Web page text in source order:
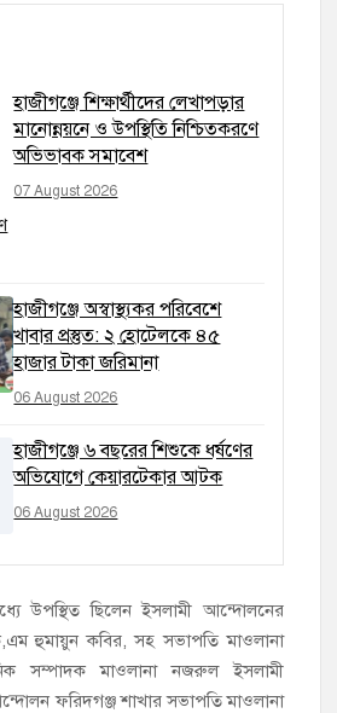
হাজীগঞ্জে শিক্ষার্থীদের লেখাপড়ার
মানোন্নয়নে ও উপস্থিতি নিশ্চিতকরণে
অভিভাবক সমাবেশ
07 August 2026
হাজীগঞ্জে অস্বাস্থ্যকর পরিবেশে
খাবার প্রস্তুত: ২ হোটেলকে ৪৫
হাজার টাকা জরিমানা
06 August 2026
হাজীগঞ্জে ৬ বছরের শিশুকে ধর্ষণের
অভিযোগে কেয়ারটেকার আটক
06 August 2026
উপস্থিত ছিলেন ইসলামী আন্দোলনের
হুমায়ুন কবির, সহ সভাপতি মাওলানা
সম্পাদক মাওলানা নজরুল ইসলামী
ফরিদগঞ্জ শাখার সভাপতি মাওলানা